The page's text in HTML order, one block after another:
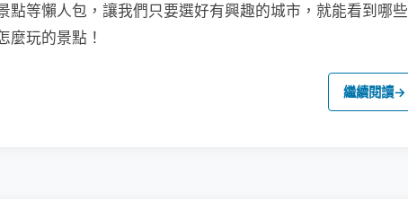
點等懶人包，讓我們只要選好有興趣的城市，就能看到哪些
麼玩的景點！
繼續閱讀→